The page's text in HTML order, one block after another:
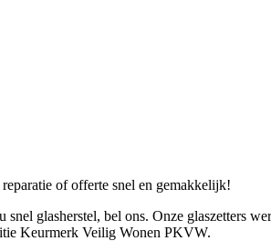
of offerte snel en gemakkelijk!
glasherstel, bel ons. Onze glaszetters
Keurmerk Veilig Wonen PKVW.